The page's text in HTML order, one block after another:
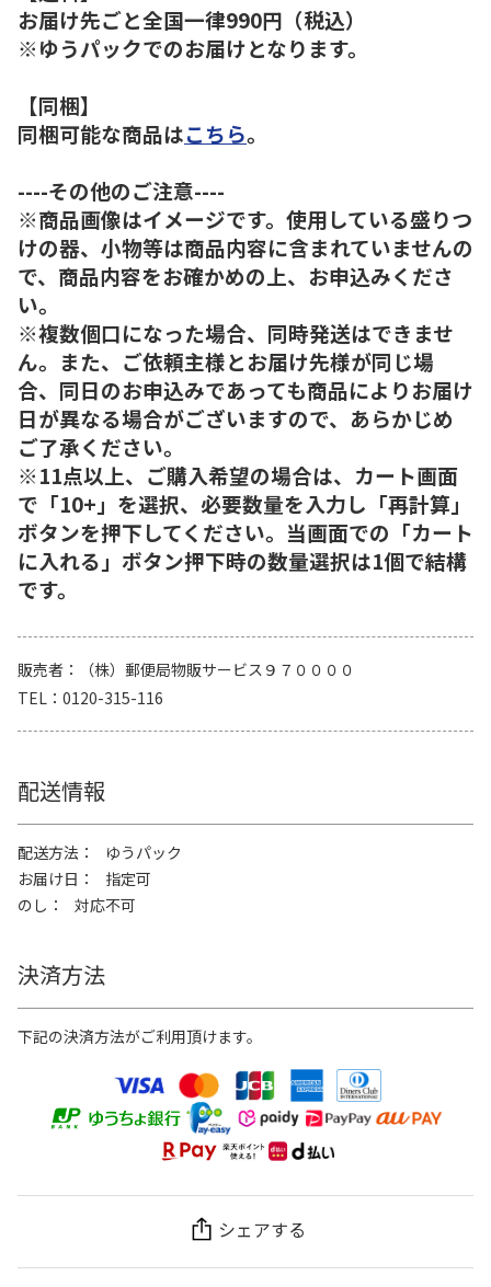
お届け先ごと全国一律990円（税込）
※ゆうパックでのお届けとなります。
【同梱】
同梱可能な商品はこちら。
----その他のご注意----
※商品画像はイメージです。使用している盛りつ
けの器、小物等は商品内容に含まれていませんの
で、商品内容をお確かめの上、お申込みくださ
い。
※複数個口になった場合、同時発送はできませ
ん。また、ご依頼主様とお届け先様が同じ場
合、同日のお申込みであっても商品によりお届け
日が異なる場合がございますので、あらかじめ
ご了承ください。
※11点以上、ご購入希望の場合は、カート画面
で「10+」を選択、必要数量を入力し「再計算」
ボタンを押下してください。当画面での「カート
に入れる」ボタン押下時の数量選択は1個で結構
です。
販売者
（株）郵便局物販サービス９７００００
TEL
0120-315-116
配送情報
配送方法
ゆうパック
お届け日
指定可
のし
対応不可
決済方法
下記の決済方法がご利用頂けます。
シェアする